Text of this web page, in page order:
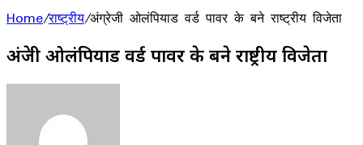
Home/राष्ट्रीय/अंग्रेजी ओलंपियाड वर्ड पावर के बने राष्ट्रीय विजेता
अंग्रेजी ओलंपियाड वर्ड पावर के बने राष्ट्रीय विजेता